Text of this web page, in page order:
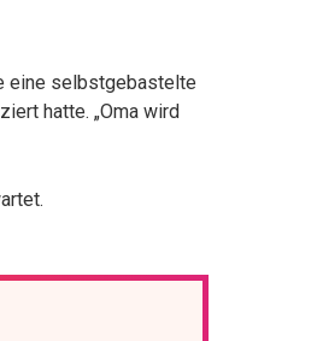
eine selbstgebastelte
hatte. „Oma wird